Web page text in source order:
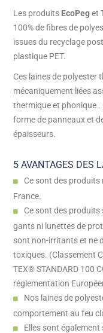
Les produits EcoPeget
100% de fibres de
issues du recyclage
plastique PET.
Ces laines de polyester
mécaniquement liées
thermique et phonique
forme de panneaux et
épaisseurs.
5 AVANTAGES DES
Ce sont des produits
France.
Ce sont des produits
gants ni lunettes de
sont non-irritants et ne
toxiques. (Classement
TEX® STANDARD 100
réglementation
Nos laines de
comportement au feu
Elles sont également